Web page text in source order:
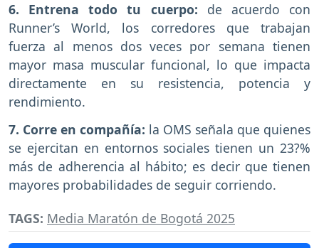
6. Entrena todo tu cuerpo: de acuerdo con
Runner’s World, los corredores que trabajan
fuerza al menos dos veces por semana tienen
mayor masa muscular funcional, lo que impacta
directamente en su resistencia, potencia y
rendimiento.
7. Corre en compañía: la OMS señala que quienes
se ejercitan en entornos sociales tienen un 23?%
más de adherencia al hábito; es decir que tienen
mayores probabilidades de seguir corriendo.
TAGS: Media Maratón de Bogotá 2025